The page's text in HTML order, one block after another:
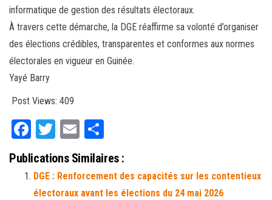
informatique de gestion des résultats électoraux.
À travers cette démarche, la DGE réaffirme sa volonté d’organiser
des élections crédibles, transparentes et conformes aux normes
électorales en vigueur en Guinée.
Yayé Barry
Post Views: 409
Fa
ce
bo
ok
T
tt
er
E
m
ail ag
er
Publications Similaires :
DGE : Renforcement des capacités sur les contentieux
électoraux avant les élections du 24 mai 2026